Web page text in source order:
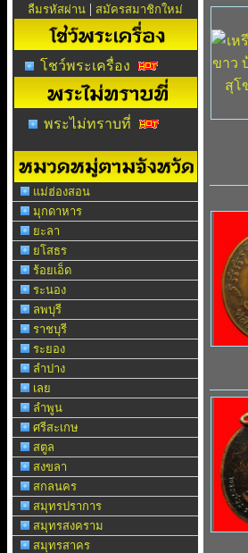
ลืมรหัสผ่าน | สมัครสมาชิกใหม่
โชว์พระเครื่อง
พระไม่ทราบที่
แม่ฮ่องสอน
มุกดาหาร
ยะลา
ยโสธร
ร้อยเอ็ด
ระนอง
ลพบุรี
ราชบุรี
ระยอง
ลำปาง
เลย
ลำพูน
ศรีสะเกษ
สตูล
สงขลา
สกลนคร
สมุทรปราการ
สมุทรสงคราม
สมุทรสาคร